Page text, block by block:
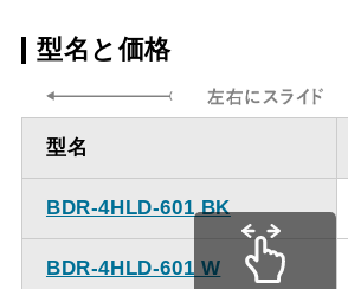
方
ダクト方向 上
方
最大寸法
備考
点検口を
法は弊社
ください。
型名と価格
型名
BDR-4HLD-601 BK
BDR-4HLD-601 W